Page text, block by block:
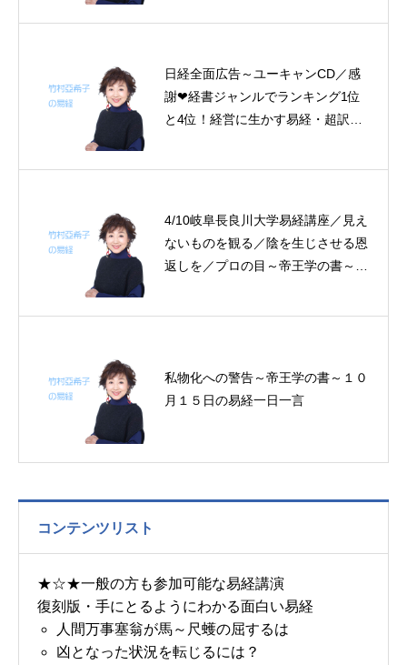
日経全面広告～ユーキャンCD／感
謝❤経書ジャンルでランキング1位
と4位！経営に生かす易経・超訳易
4/10岐阜長良川大学易経講座／見え
ないものを観る／陰を生じさせる恩
返しを／プロの目～帝王学の書～4
私物化への警告～帝王学の書～１０
月１５日の易経一日一言
コンテンツリスト
★☆★一般の方も参加可能な易経講演
復刻版・手にとるようにわかる面白い易経
人間万事塞翁が馬～尺蠖の屈するは
凶となった状況を転じるには？